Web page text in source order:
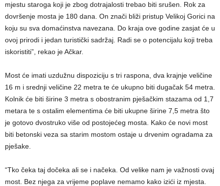
mjestu staroga koji je zbog dotrajalosti trebao biti srušen. Rok za
dovršenje mosta je 180 dana. On znači bliži pristup Velikoj Gorici na
koju su sva domaćinstva navezana. Do kraja ove godine zasjat će u
ovoj prirodi i jedan turistički sadržaj. Radi se o potencijalu koji treba
iskoristiti”, rekao je Ačkar.
Most će imati uzdužnu dispoziciju s tri raspona, dva krajnje veličine
16 m i srednji veličine 22 metra te će ukupno biti dugačak 54 metra.
Kolnik će biti širine 3 metra s obostranim pješačkim stazama od 1,7
metara te s ostalim elementima će biti ukupne širine 7,5 metra što
je gotovo dvostruko više od postojećeg mosta. Kako će novi most
biti betonski veza sa starim mostom ostaje u drvenim ogradama za
pješake.
“Tko čeka taj dočeka ali se i načeka. Od velike nam je važnosti ovaj
most. Bez njega za vrijeme poplave nemamo kako izići iz mjesta.